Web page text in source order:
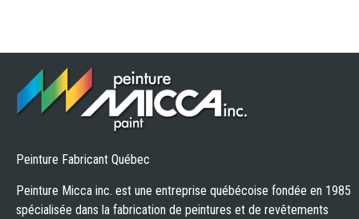
Peinture Fabricant Québec
Peinture Micca inc. est une entreprise québécoise fondée en 1985
spécialisée dans la fabrication de peintures et de revêtements